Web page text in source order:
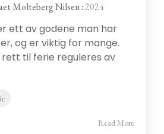
Molteberg Nilsen:2024
ett av godene man har
og er viktig for mange.
til ferie reguleres av
Read More